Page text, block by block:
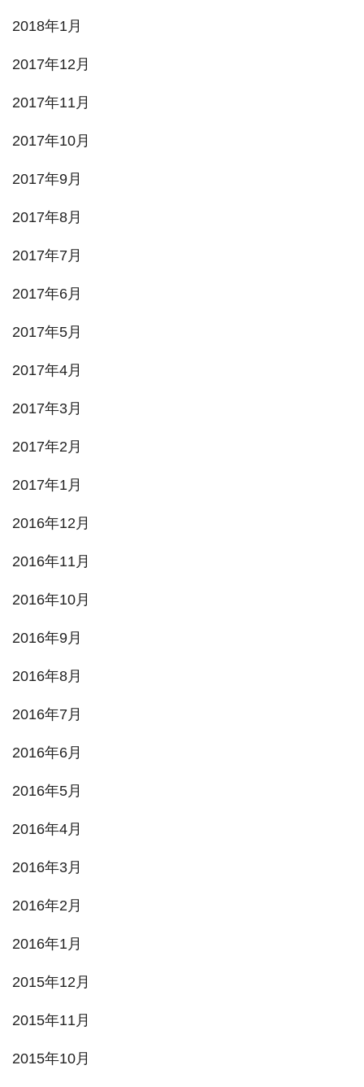
2018年1月
2017年12月
2017年11月
2017年10月
2017年9月
2017年8月
2017年7月
2017年6月
2017年5月
2017年4月
2017年3月
2017年2月
2017年1月
2016年12月
2016年11月
2016年10月
2016年9月
2016年8月
2016年7月
2016年6月
2016年5月
2016年4月
2016年3月
2016年2月
2016年1月
2015年12月
2015年11月
2015年10月